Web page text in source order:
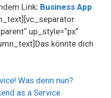
Link: Business App
up_style=“px“
könnte dich
Was denn nun?
as a Service